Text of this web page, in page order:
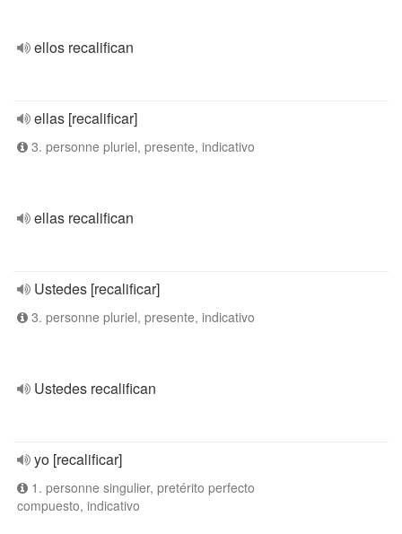
ellos recalifican
ellas [recalificar]
3. personne pluriel, presente, indicativo
ellas recalifican
Ustedes [recalificar]
3. personne pluriel, presente, indicativo
Ustedes recalifican
yo [recalificar]
1. personne singulier, pretérito perfecto
compuesto, indicativo